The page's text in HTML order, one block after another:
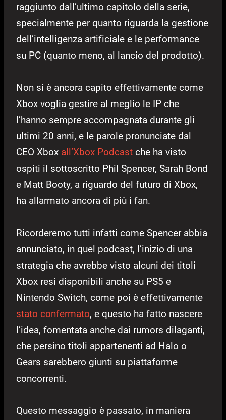
raggiunto dall’ultimo capitolo della serie,
specialmente per quanto riguarda la gestione
dell’intelligenza artificiale e le performance
su PC (quanto meno, al lancio del prodotto).
Non si è ancora capito effettivamente come
Xbox voglia gestire al meglio le IP che
l’hanno sempre accompagnata durante gli
ultimi 20 anni, e le parole pronunciate dal
CEO Xbox all’Xbox Podcast che ha visto
ospiti il sottoscritto Phil Spencer, Sarah Bond
e Matt Booty, a riguardo del futuro di Xbox,
ha allarmato ancora di più i fan.
Ricorderemo tutti infatti come Spencer abbia
annunciato, in quel podcast, l’inizio di una
strategia che avrebbe visto alcuni dei titoli
Xbox resi disponibili anche su PS5 e
Nintendo Switch, come poi è effettivamente
stato confermato, e questo ha fatto nascere
l’idea, fomentata anche dai rumors dilaganti,
che persino titoli appartenenti ad Halo o
Gears sarebbero giunti su piattaforme
concorrenti.
Questo messaggio è passato, in maniera